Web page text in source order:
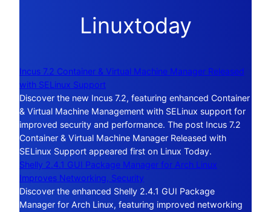
Linuxtoday
Incus 7.2 Container & Virtual Machine Manager Released
with SELinux Support
Discover the new Incus 7.2, featuring enhanced Container
& Virtual Machine Management with SELinux support for
improved security and performance. The post Incus 7.2
Container & Virtual Machine Manager Released with
SELinux Support appeared first on Linux Today.
Shelly 2.4.1 GUI Package Manager for Arch Linux
Improves Networking, Security
Discover the enhanced Shelly 2.4.1 GUI Package
Manager for Arch Linux, featuring improved networking